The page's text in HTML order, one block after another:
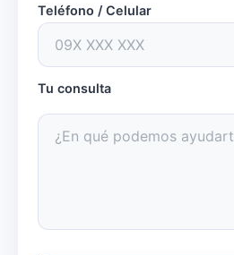
Teléfono / Celular
Tu consulta